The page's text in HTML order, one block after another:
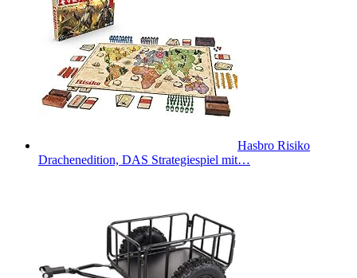
Hasbro Risiko
Drachenedition, DAS Strategiespiel mit…